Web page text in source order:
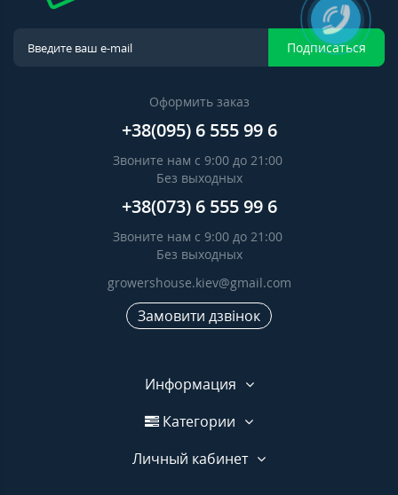
Подписаться
Оформить заказ
+38(095) 6 555 99 6
Звоните нам с 9:00 до 21:00
Без выходных
+38(073) 6 555 99 6
Звоните нам с 9:00 до 21:00
Без выходных
growershouse.kiev@gmail.com
Замовити дзвінок
Информация
Категории
Личный кабинет